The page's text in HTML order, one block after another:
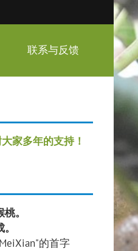
联系与反馈
家多年的支持！
。
的首字